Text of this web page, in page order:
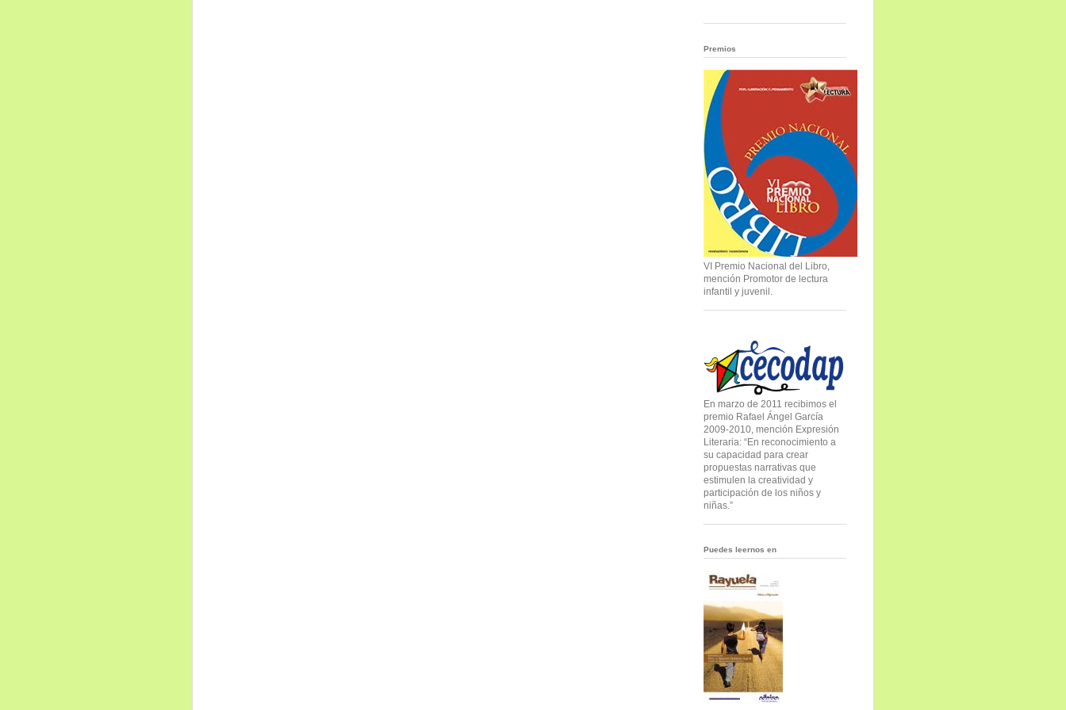
Premios
VI Premio Nacional del Libro,
mención Promotor de lectura
infantil y juvenil.
En marzo de 2011 recibimos el
premio Rafael Ángel García
2009-2010, mención Expresión
Literaria: “En reconocimiento a
su capacidad para crear
propuestas narrativas que
estimulen la creatividad y
participación de los niños y
niñas.”
Puedes leernos en